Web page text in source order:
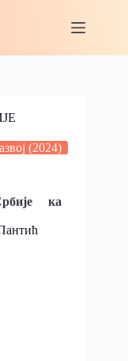
(2024)
ка